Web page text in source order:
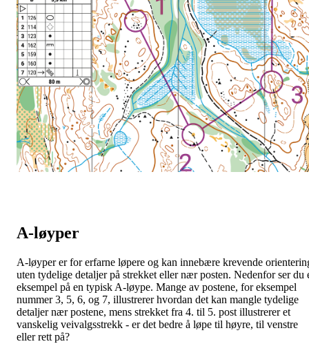
A-løyper
A-løyper er for erfarne løpere og kan innebære krevende
uten tydelige detaljer på strekket eller nær posten. Nedenfor ser du
eksempel på en typisk A-løype. Mange av postene, for eksempel
nummer 3, 5, 6, og 7, illustrerer hvordan det kan mangle tydelige
detaljer nær postene, mens strekket fra 4. til 5. post illustrerer et
vanskelig veivalgsstrekk - er det bedre å løpe til høyre, til venstre
eller rett på?